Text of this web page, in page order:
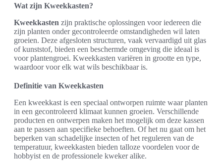
Wat zijn Kweekkasten?
Kweekkasten zijn praktische oplossingen voor iedereen die
zijn planten onder gecontroleerde omstandigheden wil laten
groeien. Deze afgesloten structuren, vaak vervaardigd uit glas
of kunststof, bieden een beschermde omgeving die ideaal is
voor plantengroei. Kweekkasten variëren in grootte en type,
waardoor voor elk wat wils beschikbaar is.
Definitie van Kweekkasten
Een kweekkast is een speciaal ontworpen ruimte waar planten
in een gecontroleerd klimaat kunnen groeien. Verschillende
producten en ontwerpen maken het mogelijk om deze kassen
aan te passen aan specifieke behoeften. Of het nu gaat om het
beperken van schadelijke insecten of het reguleren van de
temperatuur, kweekkasten bieden talloze voordelen voor de
hobbyist en de professionele kweker alike.